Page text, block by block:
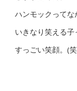
ハンモックって
いきなり笑える子
すっごい笑顔。(